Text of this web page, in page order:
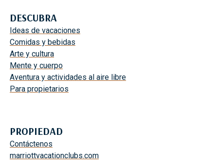
DESCUBRA
Ideas de vacaciones
Comidas y bebidas
Arte y cultura
Mente y cuerpo
Aventura y actividades al aire libre
Para propietarios
PROPIEDAD
Contáctenos
marriottvacationclubs.com